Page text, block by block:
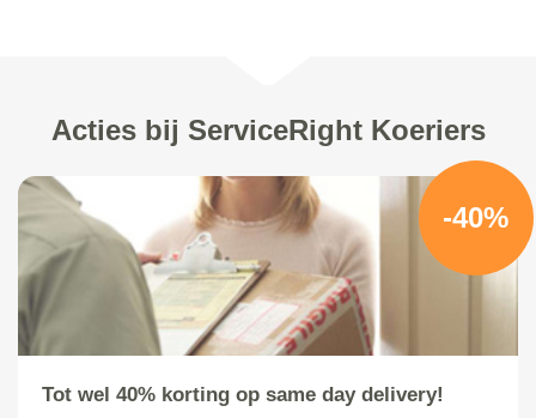
Acties bij ServiceRight Koeriers
-40%
Tot wel 40% korting op same day delivery!